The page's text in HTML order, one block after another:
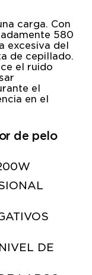
carga. Con
580
excesiva del
de cepillado.
el ruido
el
en el
de pelo
DE